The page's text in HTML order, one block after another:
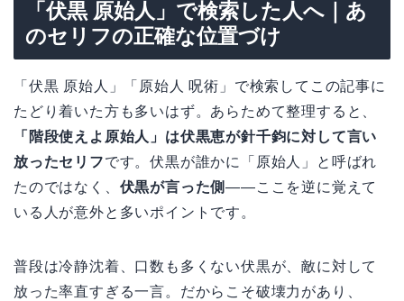
「伏黒 原始人」で検索した人へ｜あ
のセリフの正確な位置づけ
「伏黒 原始人」「原始人 呪術」で検索してこの記事に
たどり着いた方も多いはず。あらためて整理すると、
「階段使えよ原始人」は伏黒恵が針千鈞に対して言い
放ったセリフです。伏黒が誰かに「原始人」と呼ばれ
たのではなく、 伏黒が言った側——ここを逆に覚えて
いる人が意外と多いポイントです。
普段は冷静沈着、口数も多くない伏黒が、敵に対して
放った率直すぎる一言。だからこそ破壊力があり、